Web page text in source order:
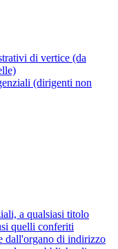
di vertice (da
(dirigenti non
a qualsiasi titolo
quelli conferiti
dall'organo di indirizzo